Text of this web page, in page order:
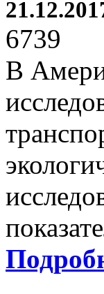
6739
В